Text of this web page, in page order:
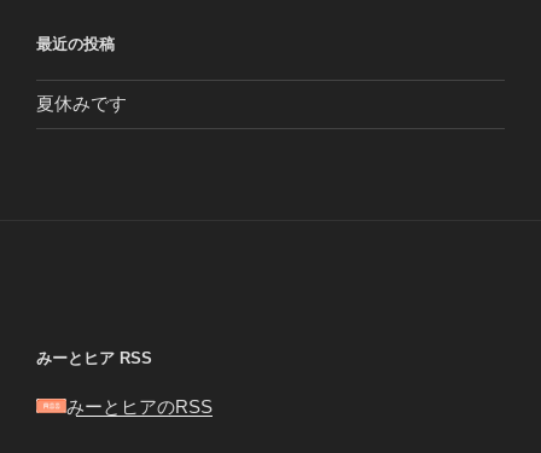
最近の投稿
夏休みです
みーとヒア RSS
みーとヒアのRSS